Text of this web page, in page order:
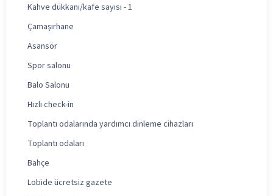
Kahve dükkanı/kafe sayısı - 1
Çamaşırhane
Asansör
Spor salonu
Balo Salonu
Hızlı check-in
Toplantı odalarında yardımcı dinleme cihazları
Toplantı odaları
Bahçe
Lobide ücretsiz gazete